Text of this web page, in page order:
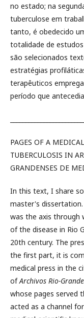
no estado; na
tuberculose em
tanto, é obedecido
totalidade de
são selecionados
estratégias
terapêuticos
período que
PAGES OF A
TUBERCULOSIS IN
GRANDENSES DE
In this text, I share
master's
was the axis through
of the disease in Rio
20th century. The
the first part, it is
medical press in the
ofArchivos Rio-
whose pages served
acted as a channel